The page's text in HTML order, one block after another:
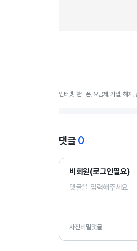
인터넷, 핸드폰, 요금제, 가입, 해지,
댓글 0
비회원(로그인필요)
사진비밀댓글